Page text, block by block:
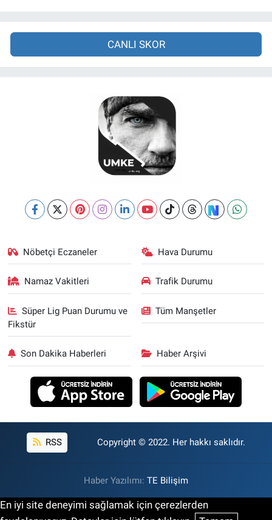
CANLI SKOR
Nöbetçi Eczaneler Hava Durumu
Namaz Vakitleri Trafik Durumu
Süper Lig Puan Durumu ve
Fikstür
Tüm Manşetler
Son Dakika Haberleri Haber Arşivi
RSS Copyright © 2022. Her hakkı saklıdır.
Haber Yazılımı: TE Bilişim
En iyi site deneyimi sağlamak için çerezlerden